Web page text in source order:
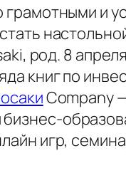
грамотными и
род. 8 апреля
книг по
Company
игр,